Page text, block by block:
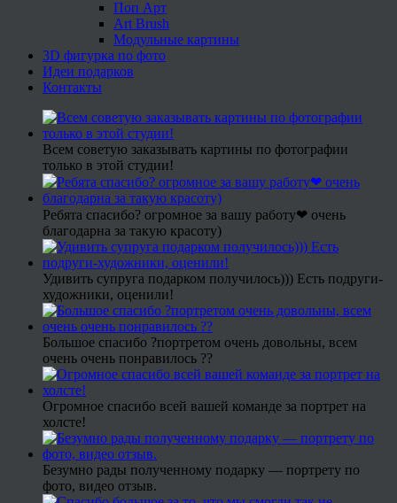
Поп Арт
Art Brush
Модульные картины
3D фигурка по фото
Идеи подарков
Контакты
Всем советую заказывать картины по фотографии
только в этой студии!
Ребята спасибо? огромное за вашу работу❤ очень
благодарна за такую красоту)
Удивить супруга подарком получилось))) Есть подруги-
художники, оценили!
Большое спасибо ?портретом очень довольны, всем
очень очень понравилось ??
Огромное спасибо всей вашей команде за портрет на
холсте!
Безумно рады полученному подарку — портрету по
фото, видео отзыв.